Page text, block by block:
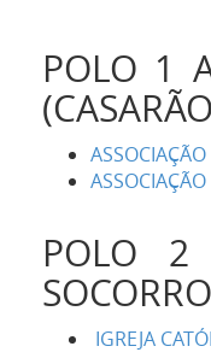
POLO 1
POLO 2
SOCORRO
IGREJA